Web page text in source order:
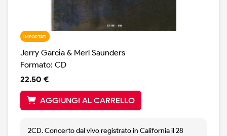
IMPORTATI
Jerry Garcia & Merl Saunders
Formato: CD
22.50 €
AGGIUNGI AL CARRELLO
2CD. Concerto dal vivo registrato in California il 28